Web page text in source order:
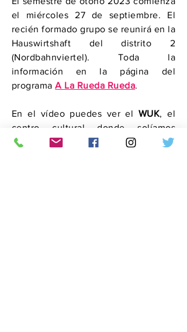
el miércoles 27 de septiembre. El
recién formado grupo se reunirá en la
Hauswirtshaft del distrito 2
(Nordbahnviertel). Toda la
información en la página del
programaA La Rueda Rueda.
En el vídeo puedes ver el WUK, el
centro cultural donde solíamos
realizar este y otros talleres